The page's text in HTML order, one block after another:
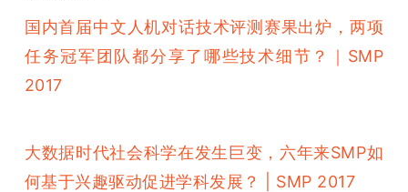
国内首届中文人机对话技术评测赛果出炉，两项
任务冠军团队都分享了哪些技术细节？｜SMP
2017
大数据时代社会科学在发生巨变，六年来SMP如
何基于兴趣驱动促进学科发展？ | SMP 2017